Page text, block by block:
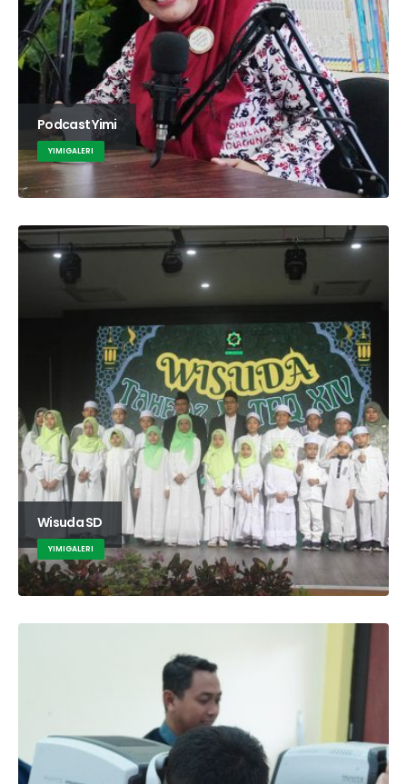
Podcast Yimi
YIMIGALERI
Wisuda SD
YIMIGALERI